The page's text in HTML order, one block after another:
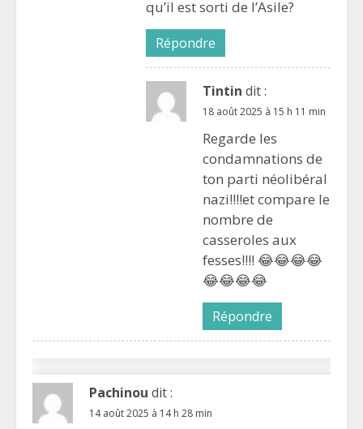
qu’il est sorti de l’Asile?
Répondre
Tintin dit :
18 août 2025 à 15 h 11 min
Regarde les
condamnations de
ton parti néolibéral
nazi!!!!et compare le
nombre de
casseroles aux
fesses!!!! 😂😂😂😂
😂😂😂😂
Répondre
Pachinou dit :
14 août 2025 à 14 h 28 min